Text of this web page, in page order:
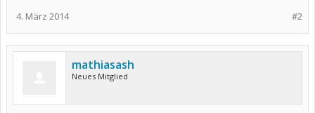
#2
4. März 2014
mathiasash
Neues Mitglied